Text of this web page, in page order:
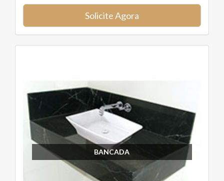
Solicite Agora
BANCADA